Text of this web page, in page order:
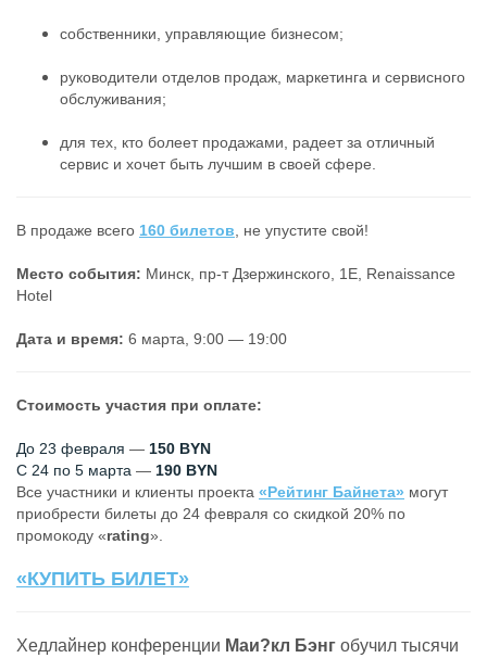
собственники, управляющие бизнесом;
руководители отделов продаж, маркетинга и сервисного
обслуживания;
для тех, кто болеет продажами, радеет за отличный
сервис и хочет быть лучшим в своей сфере.
В продаже всего 160 билетов , не упустите свой!
Место события: Минск, пр-т Дзержинского, 1Е, Renaissance
Hotel
Дата и время: 6 марта, 9:00 — 19:00
Стоимость участия при оплате:
До 23 февраля — 150 BYN
С 24 по 5 марта — 190 BYN
Все участники и клиенты проекта «Рейтинг Байнета» могут
приобрести билеты до 24 февраля со скидкой 20% по
промокоду «rating».
«КУПИТЬ БИЛЕТ»
Хедлайнер конференции Маи?кл Бэнг обучил тысячи